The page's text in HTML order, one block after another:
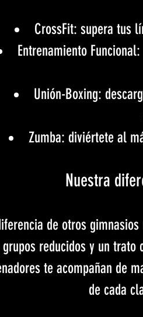
CrossFit: supera tus
Entrenamiento
Unión-Boxing:
Zumba: diviértete al
Nuestra
de otros
grupos reducidos y un trato
te acompañan de
de cada